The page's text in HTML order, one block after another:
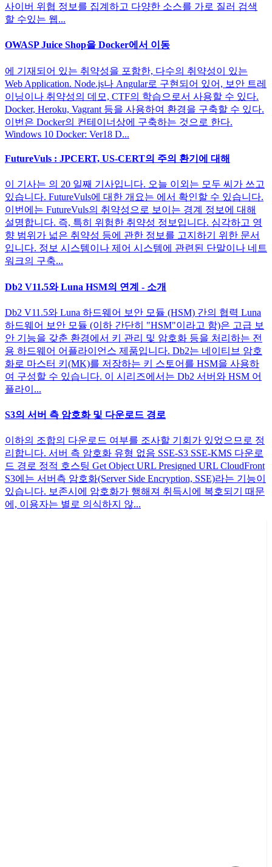
사이버 위협 정보를 집계하고 다양한 소스를 가로 질러 검색
할 수있는 웹...
OWASP Juice Shop을 Docker에서 이동
에 기재되어 있는 취약성을 포함한, 다수의 취약성이 있는
Web Application. Node.js나 Angular로 구현되어 있어, 보안 트레
이닝이나 취약성의 데모, CTF의 학습으로서 사용할 수 있다.
Docker, Heroku, Vagrant 등을 사용하여 환경을 구축할 수 있다.
이번은 Docker의 컨테이너상에 구축하는 것으로 한다.
Windows 10 Docker: Ver18 D...
FutureVuls : JPCERT, US-CERT의 주의 환기에 대해
이 기사는 의 20 일째 기사입니다. 오늘 이외는 모두 씨가 쓰고
있습니다. FutureVuls에 대한 개요는 에서 확인할 수 있습니다.
이번에는 FutureVuls의 취약성으로 보이는 경계 정보에 대해
설명합니다. 즉, 특히 위험한 취약성 정보입니다. 심각하고 영
향 범위가 넓은 취약성 등에 관한 정보를 고지하기 위한 문서
입니다. 정보 시스템이나 제어 시스템에 관련된 단말이나 네트
워크의 구축...
Db2 V11.5와 Luna HSM의 연계 - 소개
Db2 V11.5와 Luna 하드웨어 보안 모듈 (HSM) 간의 협력 Luna
하드웨어 보안 모듈 (이하 간단히 "HSM"이라고 함)은 고급 보
안 기능을 갖춘 환경에서 키 관리 및 암호화 등을 처리하는 전
용 하드웨어 어플라이언스 제품입니다. Db2는 네이티브 암호
화로 마스터 키(MK)를 저장하는 키 스토어를 HSM을 사용하
여 구성할 수 있습니다. 이 시리즈에서는 Db2 서버와 HSM 어
플라이...
S3의 서버 측 암호화 및 다운로드 경로
이하의 조합의 다운로드 여부를 조사할 기회가 있었으므로 정
리합니다. 서버 측 암호화 유형 없음 SSE-S3 SSE-KMS 다운로
드 경로 정적 호스팅 Get Object URL Presigned URL CloudFront
S3에는 서버측 암호화(Server Side Encryption, SSE)라는 기능이
있습니다. 보존시에 암호화가 행해져 취득시에 복호되기 때문
에, 이용자는 별로 의식하지 않...